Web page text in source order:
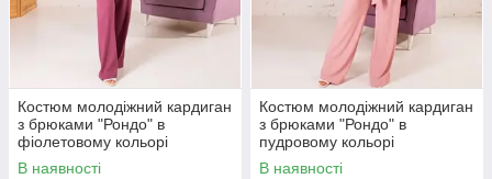
Костюм молодіжний кардиган
з брюками "Рондо" в
фіолетовому кольорі
В наявності
Костюм молодіжний кардиган
з брюками "Рондо" в
пудровому кольорі
В наявності